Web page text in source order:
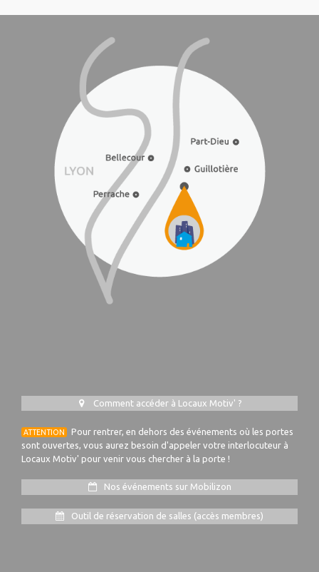
Comment accéder à Locaux Motiv' ?
ATTENTION
Pour rentrer, en dehors des événements où les portes
sont ouvertes, vous aurez besoin d'appeler votre interlocuteur à
Locaux Motiv' pour venir vous chercher à la porte !
Nos événements sur Mobilizon
Outil de réservation de salles (accès membres)